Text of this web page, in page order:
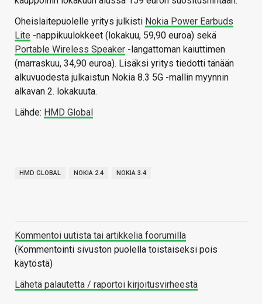
Oheislaitepuolelle yritys julkisti Nokia Power Earbuds
Lite -nappikuulokkeet (lokakuu, 59,90 euroa) sekä
Portable Wireless Speaker -langattoman kaiuttimen
(marraskuu, 34,90 euroa). Lisäksi yritys tiedotti tänään
alkuvuodesta julkaistun Nokia 8.3 5G -mallin myynnin
alkavan 2. lokakuuta.
Lähde: HMD Global
HMD GLOBAL NOKIA 2.4 NOKIA 3.4
Kommentoi uutista tai artikkelia foorumilla
(Kommentointi sivuston puolella toistaiseksi pois
käytöstä)
Lähetä palautetta / raportoi kirjoitusvirheestä